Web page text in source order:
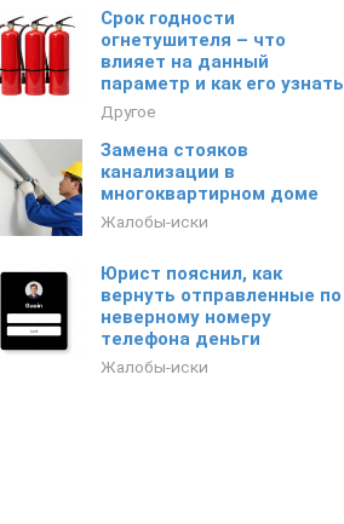
Срок годности
огнетушителя – что
влияет на данный
параметр и как его узнать
Другое
Замена стояков
канализации в
многоквартирном доме
Жалобы-иски
Юрист пояснил, как
вернуть отправленные по
неверному номеру
телефона деньги
Жалобы-иски